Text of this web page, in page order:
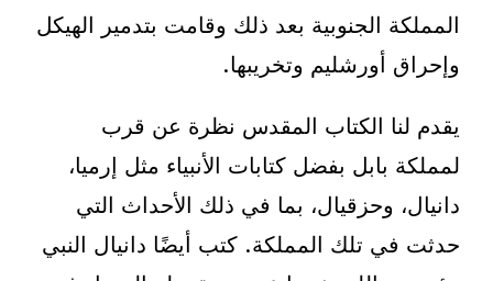
المملكة الجنوبية بعد ذلك وقامت بتدمير الهيكل
وإحراق أورشليم وتخريبها.
يقدم لنا الكتاب المقدس نظرة عن قرب
لمملكة بابل بفضل كتابات الأنبياء مثل إرميا،
دانيال، وحزقيال، بما في ذلك الأحداث التي
حدثت في تلك المملكة. كتب أيضًا دانيال النبي